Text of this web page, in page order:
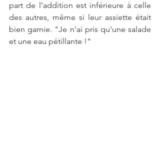
part de l'addition est inférieure à celle
des autres, même si leur assiette était
bien garnie. "Je n'ai pris qu'une salade
et une eau pétillante !"